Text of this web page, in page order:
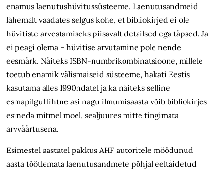
enamus laenutushüvitussüsteeme. Laenutusandmeid
lähemalt vaadates selgus kohe, et bibliokirjed ei ole
hüvitiste arvestamiseks piisavalt detailsed ega täpsed. Ja
ei peagi olema – hüvitise arvutamine pole nende
eesmärk. Näiteks ISBN-numbrikombinatsioone, millele
toetub enamik välismaiseid süsteeme, hakati Eestis
kasutama alles 1990ndatel ja ka näiteks selline
esmapilgul lihtne asi nagu ilmumisaasta võib bibliokirjes
esineda mitmel moel, sealjuures mitte tingimata
arvväärtusena.
Esimestel aastatel pakkus AHF autoritele möödunud
aasta töötlemata laenutusandmete põhjal eeltäidetud